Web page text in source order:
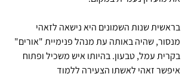
בראשית שנות השמונים היא נישאה לזאהי
מנסור, שהיה באותה עת מנהל פנימיית "אורים"
בקרית עמל, טבעון. בהיותו איש משכיל ופתוח
איפשר זאהי לאשתו הצעירה ללמוד